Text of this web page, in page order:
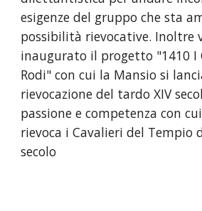
esigenze del gruppo che sta
possibilità rievocative. Inoltre
inaugurato il progetto "1410 I
Rodi" con cui la Mansio si
rievocazione del tardo XIV
passione e competenza con
rievoca i Cavalieri del Tempio
secolo